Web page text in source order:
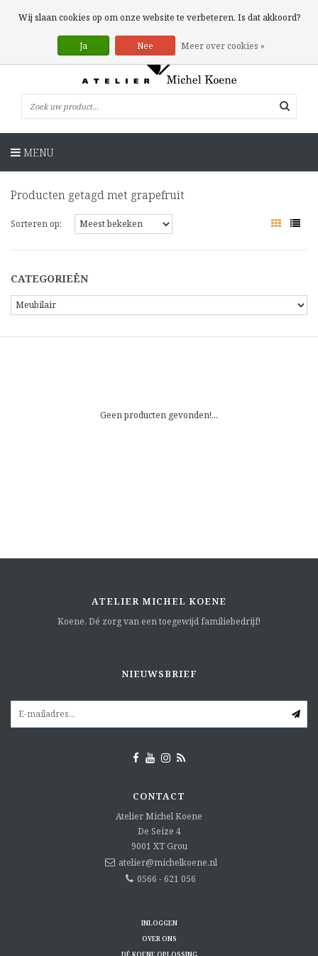
0 Artikelen
MENU
Producten getagd met grapefruit
Sorteren op:
CATEGORIEËN
Geen producten gevonden!...
ATELIER MICHEL KOENE
Koene. Dé zorg van een toegewijd familiebedrijf!
NIEUWSBRIEF
CONTACT
Atelier Michel Koene
De Seize 4
9001 XT Grou
atelier@michelkoene.nl
0566 - 621 056
INLOGGEN
OVER ONS
DÉ KOENE OPLOSSING
Wij slaan cookies op om onze website te verbeteren. Is dat akkoord?
Ja Nee Meer over cookies »